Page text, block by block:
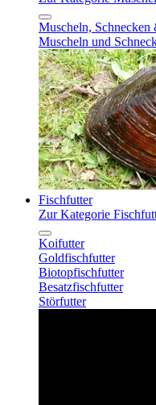
Muscheln, Schnecken
Muscheln und
Fischfutter
Zur Kategorie
Koifutter
Goldfischfutter
Biotopfischfutter
Besatzfischfutter
Störfutter